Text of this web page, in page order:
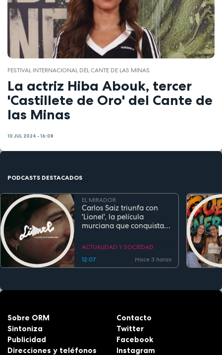
FESTIVAL INTERNACIONAL DEL CANTE DE LAS MINAS
La actriz Hiba Abouk, tercer
'Castillete de Oro' del Cante de
las Minas
10 JUL 2024 - 16:08
PODCASTS DESTACADOS
EL MIRADOR
Carlos Saiz triunfa con
'Lionel', la película
murciana que conquista
estreno
ACTUALIDAD Y SOCIEDAD
12:07
Hace 3 horas
Sobre ORM
Sintoniza
Publicidad
Direcciones y teléfonos
Contacto
Twitter
Facebook
Instagram